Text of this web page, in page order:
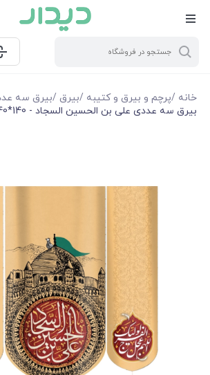
خانه /پرچم و بیرق و کتیبه /بیرق /بیرق سه
بیرق سه عددی علی بن الحسین السجاد - 140*140